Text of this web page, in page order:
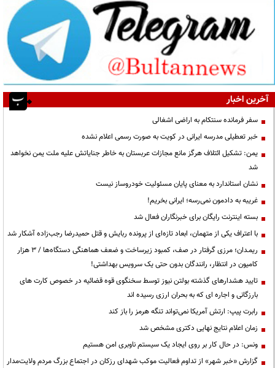
آخرین اخبار
سفر فرمانده سنتکام به اراضی اشغالی
خبر تعطیلی مدرسه ایرانی در کویت به صورت رسمی اعلام نشده
یمن: تشکیل ائتلاف هرگز مانع مجازات عربستان به خاطر جنایاتش علیه ملت یمن نخواهد
شد
نشان استاندارد به معنای پایان مسئولیت خودروساز نیست
غریبه به دادمون نمی‌رسه؛ ایرانی بخریم!
بسته اینترنت رایگان برای خبرنگاران فعال شد
با اعتراف یکی از متهمان، ابعاد تازه‌ای از پرونده ربایش و قتل حمیدرضا رجب‌زاده آشکار شد
ریمـدان؛ مرزی گرفتار در صف، کمبود زیرساخت و ضعف هماهنگی دستگاه‌ها / ۳ هزار
کامیون در انتظار، رانندگان بدون حتی یک سرویس بهداشتی!
تایید هشدارهای گذشته بولتن نیوز توسط سخنگوی قوه قضائیه در خصوص کارت های
بارزگانی و اجاره ای که به بحران ارزی رسیده اند
رابرت پیپ: ارتش آمریکا نمی‌تواند تنگه هرمز را باز کند
زمان اعلام نتایج نهایی دکتری مشخص شد
ونس: در حال کار بر روی ایجاد یک سیستم ناوبری امن هستیم
گزارش «خبر شهر» از تداوم فعالیت موکب شهدای رزکان در اجتماع بزرگ مردم ولایت‌مدار